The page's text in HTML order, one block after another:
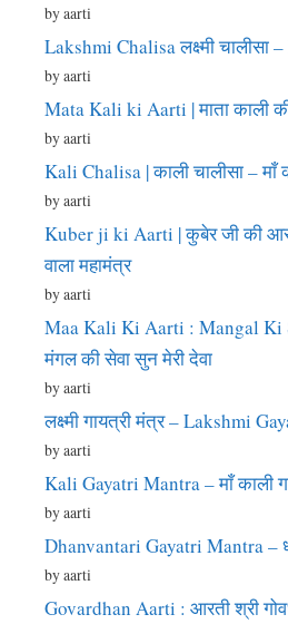
by aarti
Lakshmi Chalisa लक्ष्मी चालीसा
by aarti
Mata Kali ki Aarti | माता काली
by aarti
Kali Chalisa | काली चालीसा – माँ
by aarti
Kuber ji ki Aarti | कुबेर जी की
वाला महामंत्र
by aarti
Maa Kali Ki Aarti : Mangal Ki
मंगल की सेवा सुन मेरी देवा
by aarti
लक्ष्मी गायत्री मंत्र – Lakshmi
by aarti
Kali Gayatri Mantra – माँ काली
by aarti
Dhanvantari Gayatri Mantra –
by aarti
Govardhan Aarti : आरती श्री